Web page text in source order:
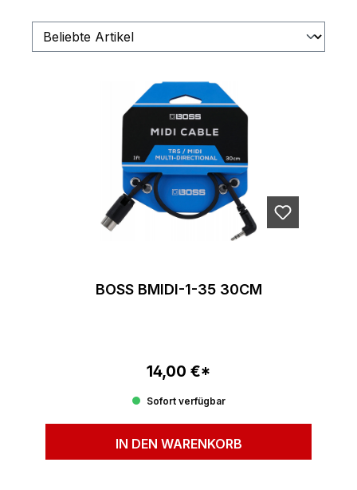
BOSS BMIDI-1-35 30CM
Regulärer Preis:
14,00 €*
Sofort verfügbar
IN DEN WARENKORB